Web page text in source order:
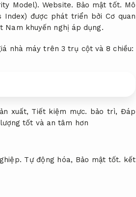
Model).Website. Bảo mật tốt. Mô
Index) được phát triển bởi Cơ quan
Nam khuyến nghị áp dụng.
nhà máy trên 3 trụ cột và 8 chiều:
xuất, Tiết kiệm mực. bảo trì, Đáp
tốt và an tâm hơn
Tự động hóa, Bảo mật tốt. kết